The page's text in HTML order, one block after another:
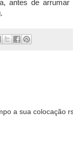
antes de
a sua colocação